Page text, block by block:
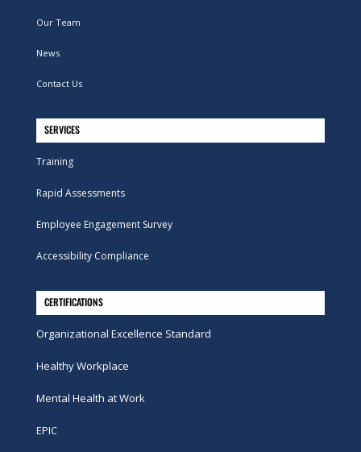
Our Team
News
Contact Us
SERVICES
Training
Rapid Assessments
Employee Engagement Survey
Accessibility Compliance
CERTIFICATIONS
Organizational Excellence Standard
Healthy Workplace
Mental Health at Work
EPIC